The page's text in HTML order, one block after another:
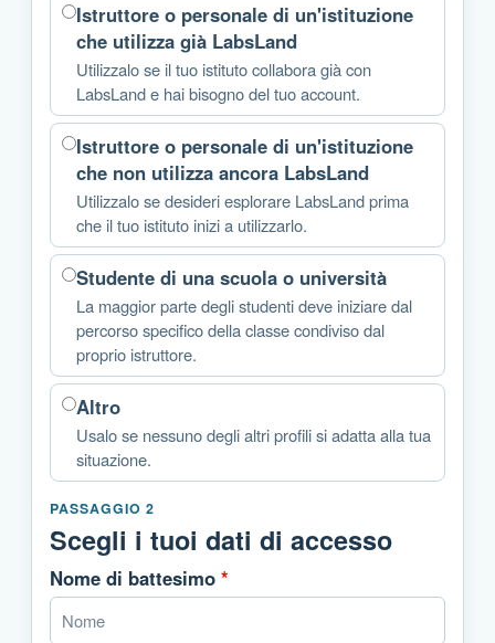
Istruttore o personale di un'istituzione
che utilizza già LabsLand
Utilizzalo se il tuo istituto collabora già con
LabsLand e hai bisogno del tuo account.
Istruttore o personale di un'istituzione
che non utilizza ancora LabsLand
Utilizzalo se desideri esplorare LabsLand prima
che il tuo istituto inizi a utilizzarlo.
Studente di una scuola o università
La maggior parte degli studenti deve iniziare dal
percorso specifico della classe condiviso dal
proprio istruttore.
Altro
Usalo se nessuno degli altri profili si adatta alla tua
situazione.
PASSAGGIO 2
Scegli i tuoi dati di accesso
Nome di battesimo *